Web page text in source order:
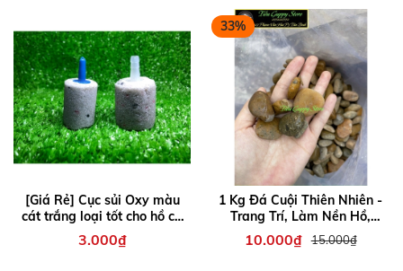
[Giá Rẻ] Cục sủi Oxy màu
cát trắng loại tốt cho hồ cá
cảnh
3.000₫
33%
1 Kg Đá Cuội Thiên Nhiên -
Trang Trí, Làm Nền Hồ,
Bonsai, Hòn Non Bộ, Tiểu
Cảnh....
10.000₫ 15.000₫